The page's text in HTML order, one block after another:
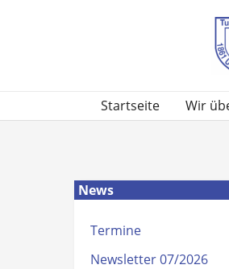
Startseite Wir
News
Termine
Newsletter 07/2026